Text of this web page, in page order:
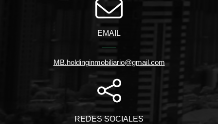
EMAIL
MB.holdinginmobiliario@gmail.com
REDES SOCIALES